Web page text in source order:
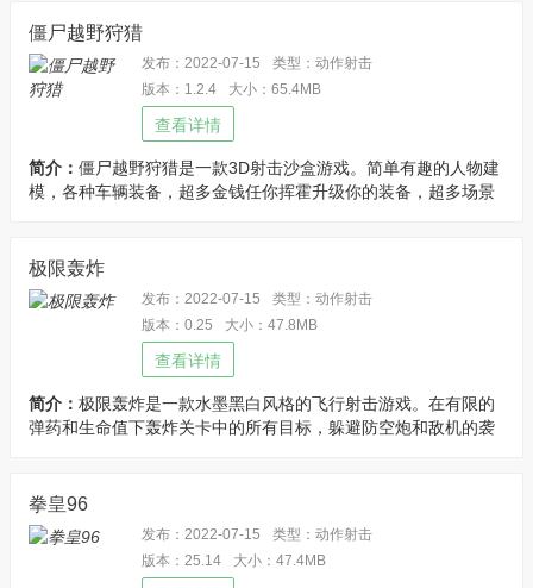
僵尸越野狩猎
发布：2022-07-15
类型：动作射击
版本：1.2.4
大小：65.4MB
查看详情
简介： 僵尸越野狩猎是一款3D射击沙盒游戏。简单有趣的人物建
模，各种车辆装备，超多金钱任你挥霍升级你的装备，超多场景
极限轰炸
发布：2022-07-15
类型：动作射击
版本：0.25
大小：47.8MB
查看详情
简介： 极限轰炸是一款水墨黑白风格的飞行射击游戏。在有限的
弹药和生命值下轰炸关卡中的所有目标，躲避防空炮和敌机的袭
拳皇96
发布：2022-07-15
类型：动作射击
版本：25.14
大小：47.4MB